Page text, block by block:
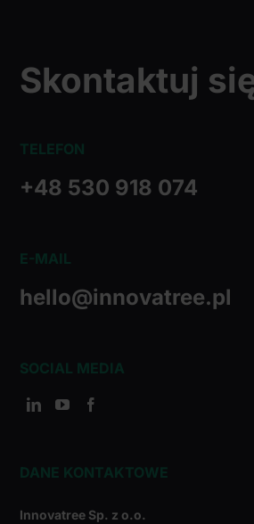
Skontaktuj
TELEFON
+48 530 918 074
E-MAIL
hello@innovatree.pl
SOCIAL MEDIA
DANE KONTAKTOWE
Innovatree Sp. z o.o.